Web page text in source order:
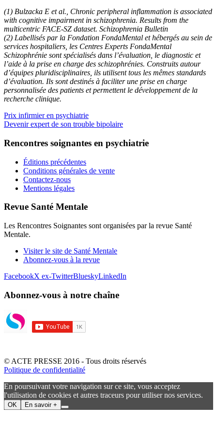
(1) Bulzacka E et al., Chronic peripheral inflammation is associated
with cognitive impairment in schizophrenia. Results from the
multicentric FACE-SZ dataset. Schizophrenia Bulletin
(2) Labellisés par la Fondation FondaMental et hébergés au sein de
services hospitaliers, les Centres Experts FondaMental
Schizophrénie sont spécialisés dans l’évaluation, le diagnostic et
l’aide à la prise en charge des schizophrénies. Construits autour
d’équipes pluridisciplinaires, ils utilisent tous les mêmes standards
d’évaluation. Ils sont destinés à faciliter une prise en charge
personnalisée des patients et permettent le développement de la
recherche clinique.
Prix infirmier en psychiatrie
Devenir expert de son trouble bipolaire
Rencontres soignantes en psychiatrie
Éditions précédentes
Conditions générales de vente
Contactez-nous
Mentions légales
Revue Santé Mentale
Les Rencontres Soignantes sont organisées par la revue Santé
Mentale.
Visiter le site de Santé Mentale
Abonnez-vous à la revue
FacebookX ex-TwitterBlueskyLinkedIn
Abonnez-vous à notre chaîne
© ACTE PRESSE 2016 - Tous droits réservés
Politique de confidentialité
En poursuivant votre navigation sur ce site, vous acceptez
l'utilisation de cookies et autres traceurs pour utiliser nos services.
OK En savoir +